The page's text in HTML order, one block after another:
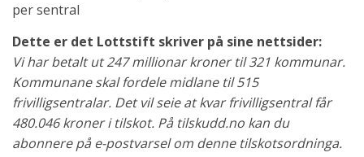
per sentral
Dette er det Lottstift skriver på sine nettsider:
Vi har betalt ut 247 millionar kroner til 321 kommunar.
Kommunane skal fordele midlane til 515
frivilligsentralar. Det vil seie at kvar frivilligsentral får
480.046 kroner i tilskot. På tilskudd.no kan du
abonnere på e-postvarsel om denne tilskotsordninga.